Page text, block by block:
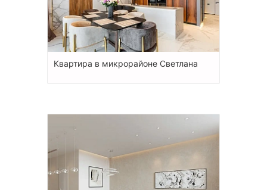
Квартира в микрорайоне Светлана